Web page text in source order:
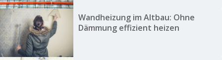
Wandheizung im Altbau: Ohne
Dämmung effizient heizen